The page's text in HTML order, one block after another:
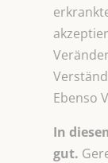
Ebenso
In
gut.